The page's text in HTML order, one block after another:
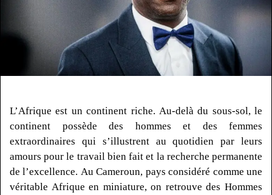
L’Afrique est un continent riche. Au-delà du sous-sol, le
continent possède des hommes et des femmes
extraordinaires qui s’illustrent au quotidien par leurs
amours pour le travail bien fait et la recherche permanente
de l’excellence. Au Cameroun, pays considéré comme une
véritable Afrique en miniature, on retrouve des Hommes